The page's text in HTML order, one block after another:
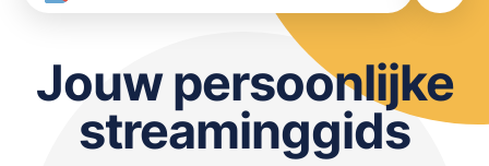
Canal+
FILTER FILMS EN SERIES OP MIJN
Download
Jouw persoonlijke
streaminggids